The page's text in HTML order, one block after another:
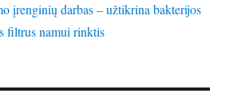
įrenginių darbas – užtikrina bakterijos
filtrus namui rinktis